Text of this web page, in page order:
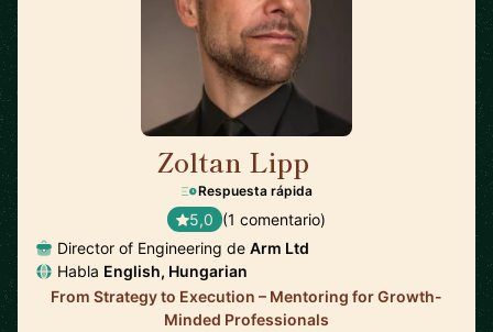
Zoltan Lipp
Respuesta rápida
5,0 (1 comentario)
Director of Engineering de Arm Ltd
Habla English, Hungarian
From Strategy to Execution – Mentoring for Growth-
Minded Professionals